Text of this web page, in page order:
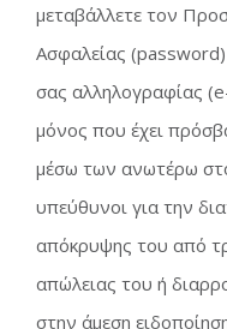
μεταβάλλετε τον
Ασφαλείας (password)
σας αλληλογραφίας
μόνος που έχει
μέσω των ανωτέρω
υπεύθυνοι για την
απόκρυψης του από
απώλειας του ή
στην άμεση